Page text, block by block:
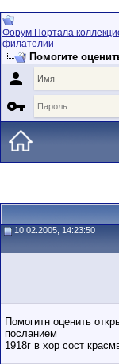
Форум Портала
филателии
Помогите


10.02.2005, 14:23:50
Помогитн оценить
посланием
1918г в хор сост